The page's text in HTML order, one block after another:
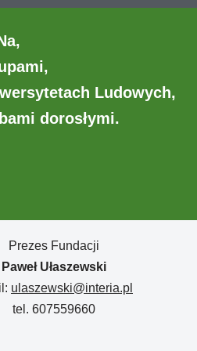
Ludowych,
dorosłymi.
Prezes Fundacji
Paweł Ułaszewski
ulaszewski@interia.pl
tel. 607559660